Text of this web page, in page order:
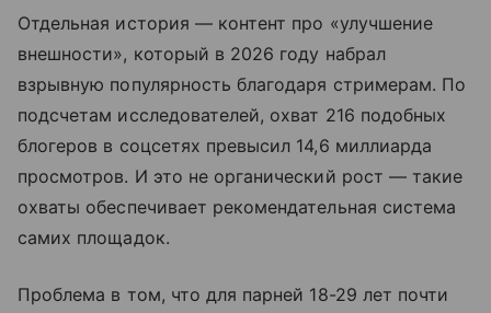
Отдельная история — контент про «улучшение
внешности», который в 2026 году набрал
взрывную популярность благодаря стримерам. По
подсчетам исследователей, охват 216 подобных
блогеров в соцсетях превысил 14,6 миллиарда
просмотров. И это не органический рост — такие
охваты обеспечивает рекомендательная система
самих площадок.
Проблема в том, что для парней 18-29 лет почти